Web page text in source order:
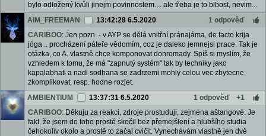
bylo odložený kvůli jinejm povinnostem.... ale třeba je to blbost, nevim...
AIM_FREEMAN
13:42:28 6.5.2020
1 odpověď
CARIBOO: Jen pozn. - v AYP se dělá vnitřní pránajáma, de facto krija
jóga .. procházení páteře vědomím, coz je daleko jemnejsi prace. Tak je
otázka, co A. vlastně chce komponovat dohromady. Spíš si myslím, že
vzhledem k tomu, že má "zapnutý systém" tak by techniky jako
kapalabhati a nadi sodhana se zadrzemi mohly celou vec zbytecne
zkomplikovat, resp. hodne rozjet.
AMBIENTIUM
13:37:31 6.5.2020 1 odpověď
+1
CARIBOO: Děkuju za reakci, zdroje prostuduji, zejména aštangové. Je
fakt, že jsem do toho prostě skočil bez přemejšlení a hlubšího studia
čehokoliv okolo a prostě to začal cvičit. Vynechávám vlastně jen dvě